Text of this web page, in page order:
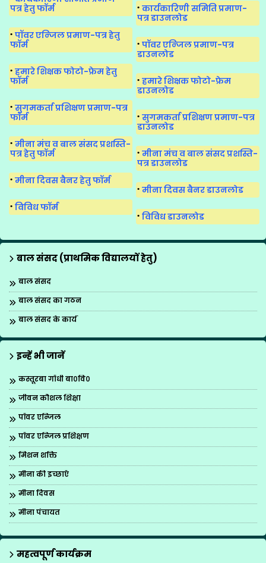
पत्र हेतु फॉर्म
कार्यकारिणी समिति प्रमाण-
पत्र डाउनलोड
पॉवर एन्जिल प्रमाण-पत्र हेतु
फॉर्म
पॉवर एन्जिल प्रमाण-पत्र
डाउनलोड
हमारे शिक्षक फोटो-फ्रेम हेतु
फॉर्म
हमारे शिक्षक फोटो-फ्रेम
डाउनलोड
सुगमकर्ता प्रशिक्षण प्रमाण-पत्र
फॉर्म
सुगमकर्ता प्रशिक्षण प्रमाण-पत्र
डाउनलोड
मीना मंच व बाल संसद प्रशस्ति-
पत्र हेतु फॉर्म
मीना मंच व बाल संसद प्रशस्ति-
पत्र डाउनलोड
मीना दिवस बैनर हेतु फॉर्म
मीना दिवस बैनर डाउनलोड
विविध फॉर्म
विविध डाउनलोड
बाल संसद (प्राथमिक विद्यालयों हेतु)
बाल संसद
बाल संसद का गठन
बाल संसद के कार्य
इन्हें भी जानें
कस्तूरबा गाँधी बा०वि०
जीवन कौशल शिक्षा
पॉवर एन्जिल
पॉवर एन्जिल प्रशिक्षण
मिशन शक्ति
मीना की इच्छाएँ
मीना दिवस
मीना पंचायत
मीना मंच का पुनर्गठन
महत्वपूर्ण कार्यक्रम